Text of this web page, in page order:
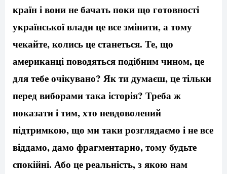
країн і вони не бачать поки що готовності
української влади це все змінити, а тому
чекайте, колись це станеться. Те, що
американці поводяться подібним чином, це
для тебе очікувано? Як ти думаєш, це тільки
перед виборами така історія? Треба ж
показати і тим, хто невдоволений
підтримкою, що ми таки розглядаємо і не все
віддамо, дамо фрагментарно, тому будьте
спокійні. Або це реальність, з якою нам